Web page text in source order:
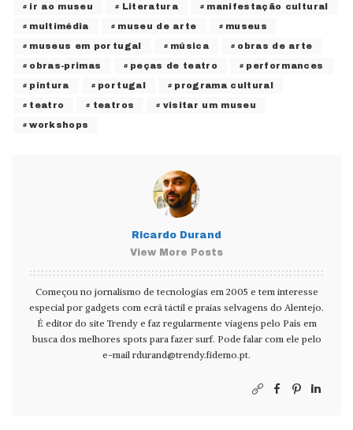
ir ao museu Literatura manifestação cultural
multimédia museu de arte museus
museus em portugal música obras de arte
obras-primas peças de teatro performances
pintura portugal programa cultural
teatro teatros visitar um museu
workshops
Ricardo Durand
View More Posts
Começou no jornalismo de tecnologias em 2005 e tem interesse
especial por gadgets com ecrã táctil e praias selvagens do Alentejo.
É editor do site Trendy e faz regularmente viagens pelo País em
busca dos melhores spots para fazer surf. Pode falar com ele pelo
e-mail rdurand@trendy.fidemo.pt.